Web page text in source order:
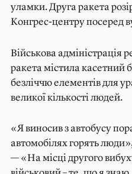
уламки. Друга ракета
Конгрес-центру посеред
Військова адміністрація
ракета містила касетний
безліччю елементів для
великої кількості людей.
«Я виносив з автобусу
автомобілях горять
— «На місці другого